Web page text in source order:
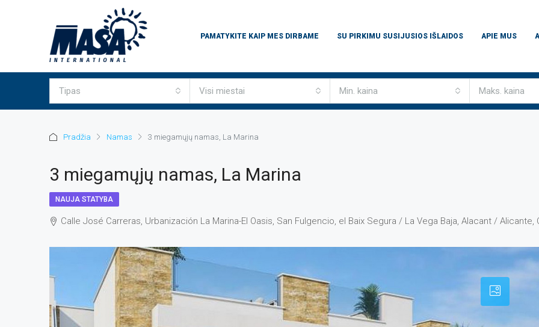
PAMATYKITE KAIP MES DIRBAME SU PIRKIMU SUSIJUSIOS IŠLAIDOS APIE MUS
Tipas Visi miestai Min. kaina Maks. kaina
Pradžia Namas 3 miegamųjų namas, La Marina
3 miegamųjų namas, La Marina
NAUJA STATYBA
Calle José Carreras, Urbanización La Marina-El Oasis, San Fulgencio, el Baix Segura / La Vega Baja, Alacant / Alicante,